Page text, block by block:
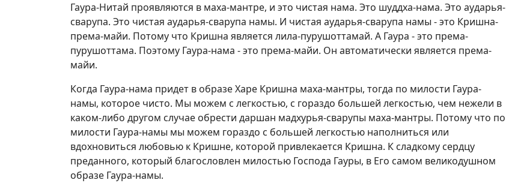
Гаура-Нитай проявляются в маха-мантре, и это чистая нама. Это шуддха-нама. Это аударья-
сварупа. Это чистая аударья-сварупа намы. И чистая аударья-сварупа намы - это Кришна-
према-майи. Потому что Кришна является лила-пурушоттамай. А Гаура - это према-
пурушоттама. Поэтому Гаура-нама - это према-майи. Он автоматически является према-
майи.
Когда Гаура-нама придет в образе Харе Кришна маха-мантры, тогда по милости Гаура-
намы, которое чисто. Мы можем с легкостью, с гораздо большей легкостью, чем нежели в
каком-либо другом случае обрести даршан мадхурья-сварупы маха-мантры. Потому что по
милости Гаура-намы мы можем гораздо с большей легкостью наполниться или
вдохновиться любовью к Кришне, которой привлекается Кришна. К сладкому сердцу
преданного, который благословлен милостью Господа Гауры, в Его самом великодушном
образе Гаура-намы.